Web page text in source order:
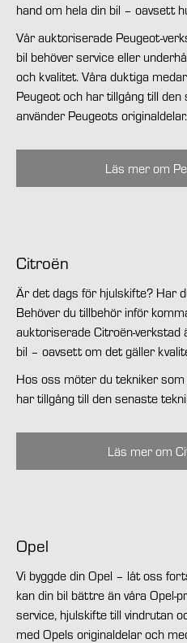
hand om hela din bil – oavsett
Vår auktoriserade Peugeot-
bil behöver service eller
och kvalitet. Våra duktiga
Peugeot och har tillgång till den
använder Peugeots originaldelar.
Läs mer om
Citroën
Är det dags för hjulskifte? Har
Behöver du tillbehör inför
auktoriserade Citroën-verkstad
bil – oavsett om det gäller
Hos oss möter du tekniker
har tillgång till den senaste
Läs mer om
Opel
Vi byggde din Opel – låt oss
kan din bil bättre än våra Opel-
service, hjulskifte till vindrutan
med Opels originaldelar och